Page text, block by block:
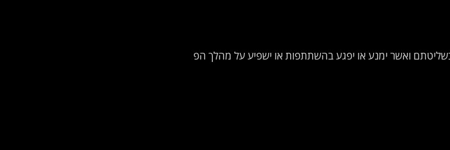
ואשר ימנע או יפגע בהשתתפות או ישפיע על מהלך הפ